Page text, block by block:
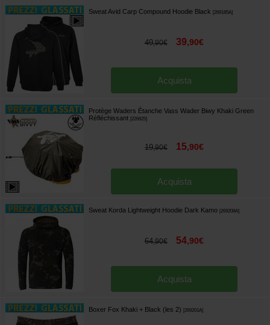
Sweat Avid Carp Compound Hoodie Black 269185A]
49,90€ 39,90€
Acquista
Protège Waders Étanche Vass Wader Biwy Khaki Green
Réfléchissant
226925]
19,90€ 15,90€
Acquista
Sweat Korda Lightweight Hoodie Dark Kamo 269208A]
64,90€ 54,90€
Acquista
Boxer Fox Khaki + Black (les 2) 269201A]